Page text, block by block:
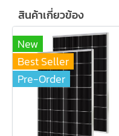
สินค้าเกี่ยวข้อง
New
Best Seller
Pre-Order